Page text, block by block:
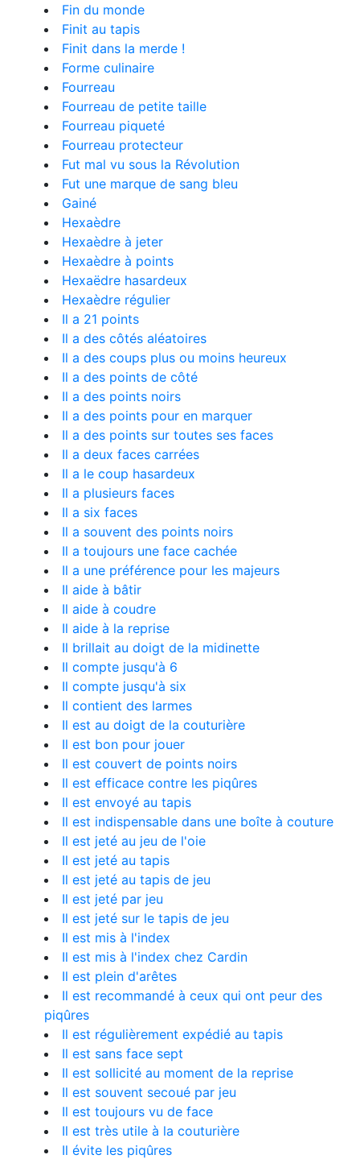
Fin du monde
Finit au tapis
Finit dans la merde !
Forme culinaire
Fourreau
Fourreau de petite taille
Fourreau piqueté
Fourreau protecteur
Fut mal vu sous la Révolution
Fut une marque de sang bleu
Gainé
Hexaèdre
Hexaèdre à jeter
Hexaèdre à points
Hexaëdre hasardeux
Hexaèdre régulier
Il a 21 points
Il a des côtés aléatoires
Il a des coups plus ou moins heureux
Il a des points de côté
Il a des points noirs
Il a des points pour en marquer
Il a des points sur toutes ses faces
Il a deux faces carrées
Il a le coup hasardeux
Il a plusieurs faces
Il a six faces
Il a souvent des points noirs
Il a toujours une face cachée
Il a une préférence pour les majeurs
Il aide à bâtir
Il aide à coudre
Il aide à la reprise
Il brillait au doigt de la midinette
Il compte jusqu'à 6
Il compte jusqu'à six
Il contient des larmes
Il est au doigt de la couturière
Il est bon pour jouer
Il est couvert de points noirs
Il est efficace contre les piqûres
Il est envoyé au tapis
Il est indispensable dans une boîte à couture
Il est jeté au jeu de l'oie
Il est jeté au tapis
Il est jeté au tapis de jeu
Il est jeté par jeu
Il est jeté sur le tapis de jeu
Il est mis à l'index
Il est mis à l'index chez Cardin
Il est plein d'arêtes
Il est recommandé à ceux qui ont peur des
piqûres
Il est régulièrement expédié au tapis
Il est sans face sept
Il est sollicité au moment de la reprise
Il est souvent secoué par jeu
Il est toujours vu de face
Il est très utile à la couturière
Il évite les piqûres